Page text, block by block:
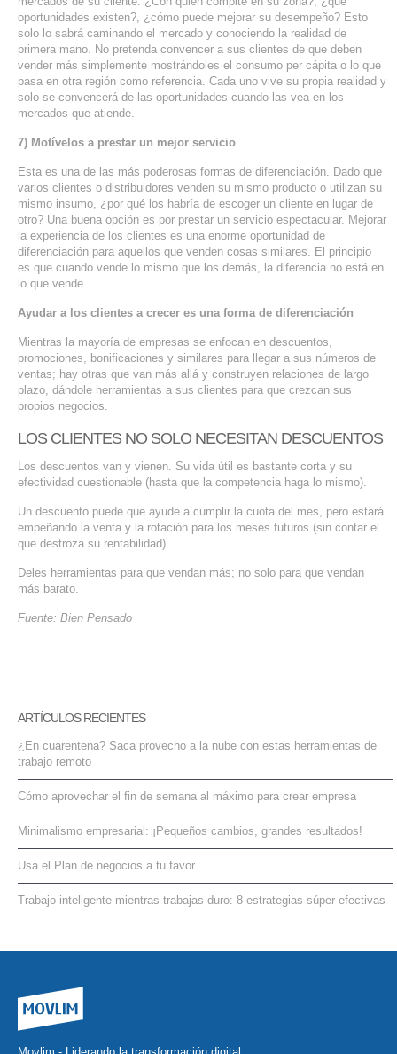
oportunidades existen?, ¿cómo puede mejorar su desempeño? Esto
solo lo sabrá caminando el mercado y conociendo la realidad de
primera mano. No pretenda convencer a sus clientes de que deben
vender más simplemente mostrándoles el consumo per cápita o lo que
pasa en otra región como referencia. Cada uno vive su propia realidad y
solo se convencerá de las oportunidades cuando las vea en los
mercados que atiende.
7) Motívelos a prestar un mejor servicio
Esta es una de las más poderosas formas de diferenciación. Dado que
varios clientes o distribuidores venden su mismo producto o utilizan su
mismo insumo, ¿por qué los habría de escoger un cliente en lugar de
otro? Una buena opción es por prestar un servicio espectacular. Mejorar
la experiencia de los clientes es una enorme oportunidad de
diferenciación para aquellos que venden cosas similares. El principio
es que cuando vende lo mismo que los demás, la diferencia no está en
lo que vende.
Ayudar a los clientes a crecer es una forma de diferenciación
Mientras la mayoría de empresas se enfocan en descuentos,
promociones, bonificaciones y similares para llegar a sus números de
ventas; hay otras que van más allá y construyen relaciones de largo
plazo, dándole herramientas a sus clientes para que crezcan sus
propios negocios.
LOS CLIENTES NO SOLO NECESITAN DESCUENTOS
Los descuentos van y vienen. Su vida útil es bastante corta y su
efectividad cuestionable (hasta que la competencia haga lo mismo).
Un descuento puede que ayude a cumplir la cuota del mes, pero estará
empeñando la venta y la rotación para los meses futuros (sin contar el
que destroza su rentabilidad).
Deles herramientas para que vendan más; no solo para que vendan
más barato.
Fuente: Bien Pensado
ARTÍCULOS RECIENTES
¿En cuarentena? Saca provecho a la nube con estas herramientas de
trabajo remoto
Cómo aprovechar el fin de semana al máximo para crear empresa
Minimalismo empresarial: ¡Pequeños cambios, grandes resultados!
Usa el Plan de negocios a tu favor
Trabajo inteligente mientras trabajas duro: 8 estrategias súper efectivas